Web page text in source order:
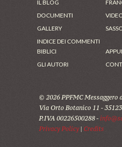
IL BLOG
DOCUMENTI
GALLERY
INDICE DEI COMMENTI
BIBLICI
GLI AUTORI
© 2026 PPFMC Messaggero
Via Orto Botanico 11 -
P.IVA 00226500288 -
Privacy Policy| Credits